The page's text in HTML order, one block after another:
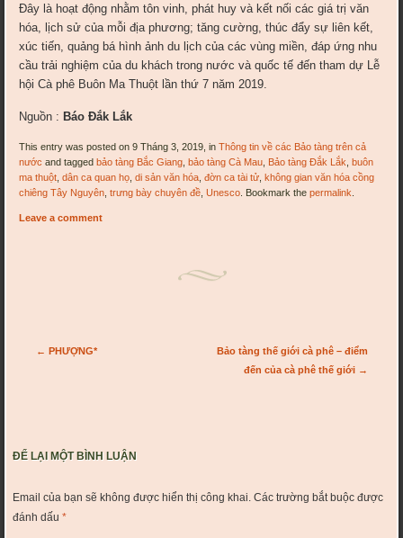
Đây là hoạt động nhằm tôn vinh, phát huy và kết nối các giá trị văn
hóa, lịch sử của mỗi địa phương; tăng cường, thúc đẩy sự liên kết,
xúc tiến, quảng bá hình ảnh du lịch của các vùng miền, đáp ứng nhu
cầu trải nghiệm của du khách trong nước và quốc tế đến tham dự Lễ
hội Cà phê Buôn Ma Thuột lần thứ 7 năm 2019.
Nguồn :Báo Đắk Lắk
This entry was posted on 9 Tháng 3, 2019, inThông tin về các Bảo tàng trên cả
nước and taggedbảo tàng Bắc Giang ,bảo tàng Cà Mau Bảo tàng Đắk Lắk ,buôn
ma thuột ,dân ca quan họ ,di sản văn hóa ,đờn ca tài tử ,không gian văn hóa cồng
chiêng Tây Nguyên ,trưng bày chuyên đề ,Unesco . Bookmark thepermalink
Leave a comment
Post navigation
← PHƯỢNG*
Bảo tàng thế giới cà phê – điểm
đến của cà phê thế giới →
ĐỂ LẠI MỘT BÌNH LUẬN
Email của bạn sẽ không được hiển thị công khai. Các trường bắt buộc được
đánh dấu *